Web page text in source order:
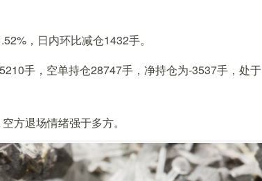
，日内环比减仓1432手。
手，空单持仓28747手，净持仓为-3537手，处于
方退场情绪强于多方。